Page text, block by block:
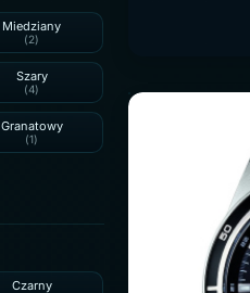
Miedziany
(2)
Szary
(4)
Granatowy
(1)
Czarny